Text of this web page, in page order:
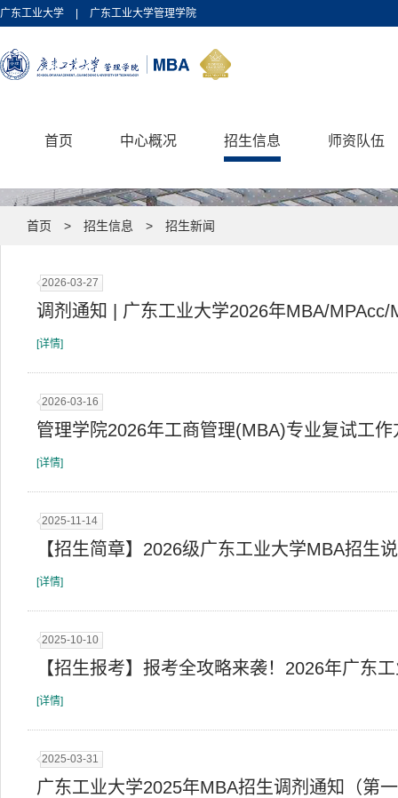
广东工业大学 广东工业大学管理学院
首页 中心概况 招生信息 师资队伍
首页 > 招生信息 > 招生新闻
2026-03-27
调剂通知 | 广东工业大学2026年MBA/
[详情]
2026-03-16
管理学院2026年工商管理(MBA)专业复试工作
[详情]
2025-11-14
【招生简章】2026级广东工业大学MBA招生
[详情]
2025-10-10
【招生报考】报考全攻略来袭！2026年广东
[详情]
2025-03-31
广东工业大学2025年MBA招生调剂通知（第